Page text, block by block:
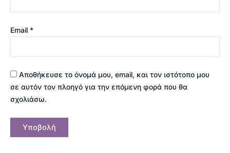
Email *
Αποθήκευσε το όνομά μου, email, και τον ιστότοπο μου
σε αυτόν τον πλοηγό για την επόμενη φορά που θα
σχολιάσω.